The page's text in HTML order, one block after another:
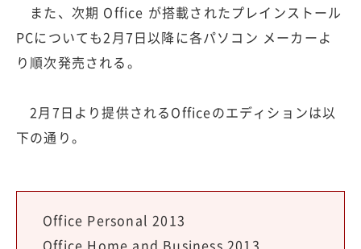
また、次期 Office が搭載されたプレインストール
PCについても2月7日以降に各パソコン メーカーよ
り順次発売される。
2月7日より提供されるOfficeのエディションは以
下の通り。
Office Personal 2013